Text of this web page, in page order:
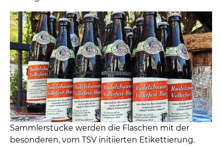
Sammlerstücke werden die Flaschen mit der
besonderen, vom TSV initiierten Etikettierung.